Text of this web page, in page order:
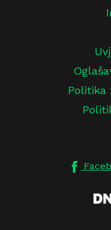
Politika